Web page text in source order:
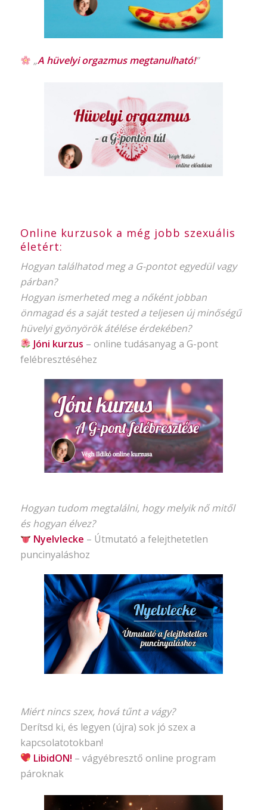
„A hüvelyi orgazmus megtanulható!”
Online kurzusok a még jobb szexuális
életért:
Hogyan találhatod meg a G-pontot egyedül vagy
párban?
Hogyan ismerheted meg a nőként jobban
önmagad és a saját tested a teljesen új minőségű
hüvelyi gyönyörök átélése érdekében?
Jóni kurzus – online tudásanyag a G-pont
felébresztéséhez
Hogyan tudom megtalálni, hogy melyik nő mitől
és hogyan élvez?
Nyelvlecke – Útmutató a felejthetetlen
puncinyaláshoz
Miért nincs szex, hová tűnt a vágy?
Derítsd ki, és legyen (újra) sok jó szex a
kapcsolatotokban!
LibidON! – vágyébresztő online program
pároknak